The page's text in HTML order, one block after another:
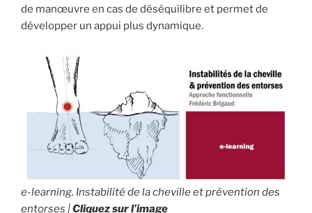
de manœuvre en cas de déséquilibre et permet de
développer un appui plus dynamique.
e-learning. Instabilité de la cheville et prévention des
entorses |Cliquez sur l’image